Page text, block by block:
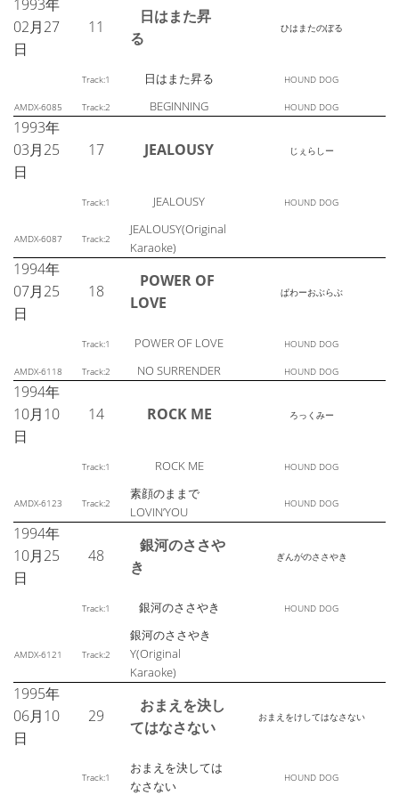
1993年
02月27
日
11
日はまた昇
る
ひはまたのぼる
Track:1 日はまた昇る HOUND DOG
AMDX-6085 Track:2 BEGINNING HOUND DOG
1993年
03月25
日
17 JEALOUSY じぇらしー
Track:1 JEALOUSY HOUND DOG
AMDX-6087 Track:2
JEALOUSY(Original
Karaoke)
1994年
07月25
日
18
POWER OF
LOVE
ぱわーおぶらぶ
Track:1 POWER OF LOVE HOUND DOG
AMDX-6118 Track:2 NO SURRENDER HOUND DOG
1994年
10月10
日
14 ROCK ME ろっくみー
Track:1 ROCK ME HOUND DOG
AMDX-6123 Track:2
素顔のままで
LOVIN’YOU
HOUND DOG
1994年
10月25
日
48
銀河のささや
き
ぎんがのささやき
Track:1 銀河のささやき HOUND DOG
AMDX-6121 Track:2
銀河のささやき
Y(Original
Karaoke)
1995年
06月10
日
29
おまえを決し
てはなさない
おまえをけしてはなさない
Track:1
おまえを決しては
なさない
HOUND DOG